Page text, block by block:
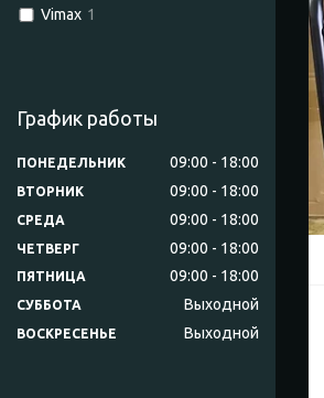
Vimax 1
График работы
ПОНЕДЕЛЬНИК 09:00 18:00
ВТОРНИК 09:00 18:00
СРЕДА 09:00 18:00
ЧЕТВЕРГ 09:00 18:00
ПЯТНИЦА 09:00 18:00
СУББОТА Выходной
ВОСКРЕСЕНЬЕ Выходной